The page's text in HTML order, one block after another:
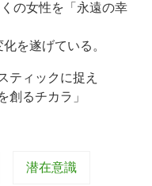
の女性を「永遠の幸
を遂げている。
ティックに捉え
創るチカラ」
潜在意識